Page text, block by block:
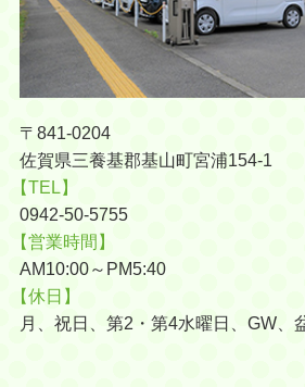
〒841-0204
佐賀県三養基郡基山町宮浦154-1
【TEL】
0942-50-5755
【営業時間】
AM10:00～PM5:40
【休日】
月、祝日、第2・第4水曜日、GW、